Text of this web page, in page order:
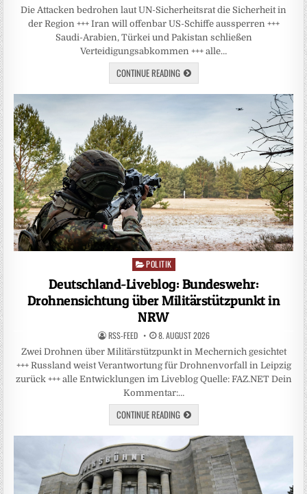
Die Attacken bedrohen laut UN-Sicherheitsrat die Sicherheit in
der Region +++ Iran will offenbar US-Schiffe aussperren +++
Saudi-Arabien, Türkei und Pakistan schließen
Verteidigungsabkommen +++ alle…
CONTINUE READING
Posted
in
POLITIK
Deutschland-Liveblog: Bundeswehr:
Drohnensichtung über Militärstützpunkt in
NRW
RSS-FEED 8. AUGUST 2026
Zwei Drohnen über Militärstützpunkt in Mechernich gesichtet
+++ Russland weist Verantwortung für Drohnenvorfall in Leipzig
zurück +++ alle Entwicklungen im Liveblog Quelle: FAZ.NET Dein
Kommentar:…
CONTINUE READING